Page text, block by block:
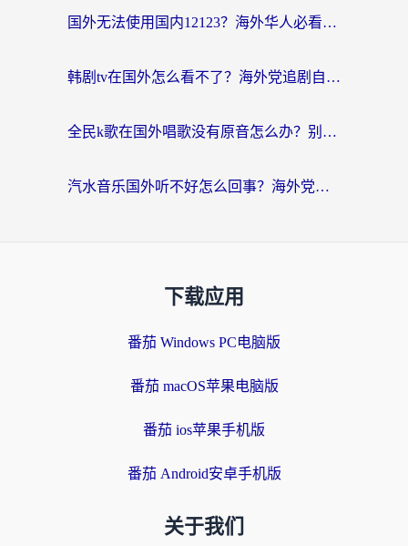
国外无法使用国内12123？海外华人必看：选对回国加速器，解决迪拜语音+12123访问难题
韩剧tv在国外怎么看不了？海外党追剧自由的终极解决方案来了
全民k歌在国外唱歌没有原音怎么办？别让地域限制毁了你的麦霸时刻
汽水音乐国外听不好怎么回事？海外党亲测有效的回国加速方案来了
下载应用
番茄 Windows PC电脑版
番茄 macOS苹果电脑版
番茄 ios苹果手机版
番茄 Android安卓手机版
关于我们